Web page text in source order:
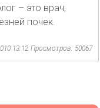
– это врач,
почек.
13:12 Просмотров: 50067